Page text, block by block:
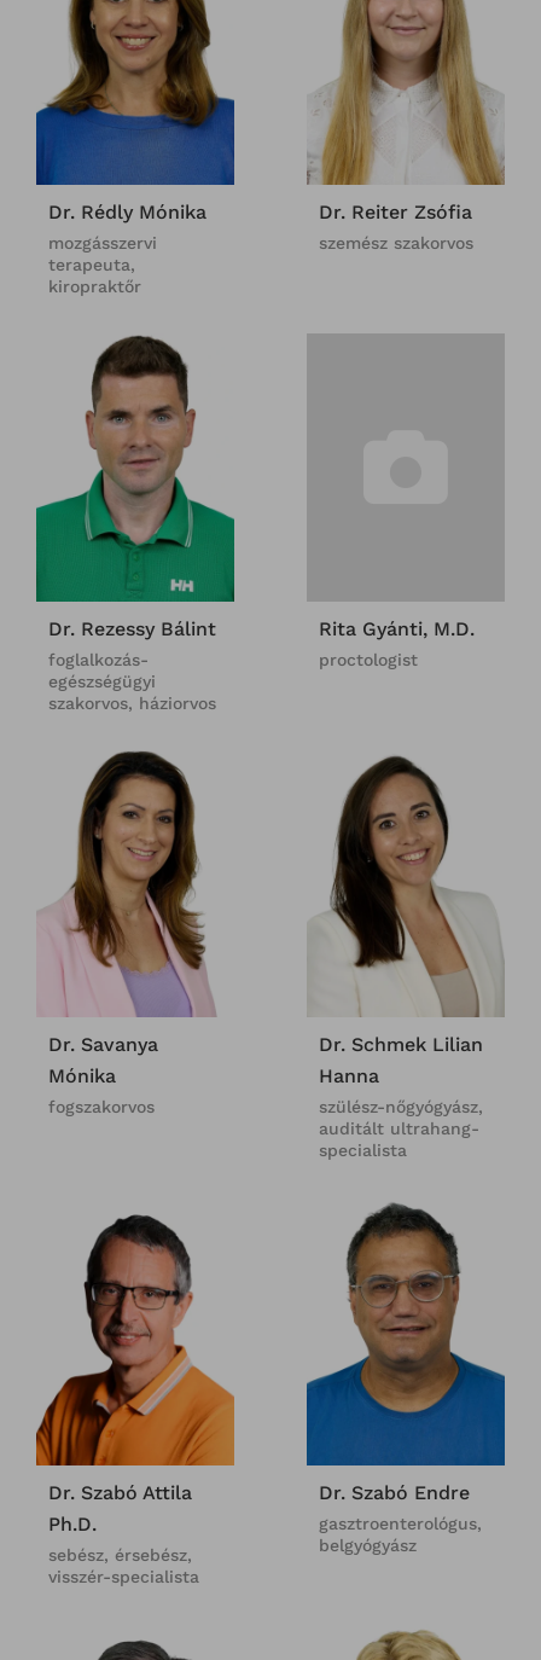
Dr. Rédly Mónika
mozgásszervi
terapeuta,
kiropraktőr
Dr. Reiter Zsófia
szemész szakorvos
Dr. Rezessy Bálint
foglalkozás-
egészségügyi
szakorvos, háziorvos
Rita Gyánti, M.D.
proctologist
Dr. Savanya
Mónika
fogszakorvos
Dr. Schmek Lilian
Hanna
szülész-nőgyógyász,
auditált ultrahang-
specialista
Dr. Szabó Attila
Ph.D.
sebész, érsebész,
visszér-specialista
Dr. Szabó Endre
gasztroenterológus,
belgyógyász